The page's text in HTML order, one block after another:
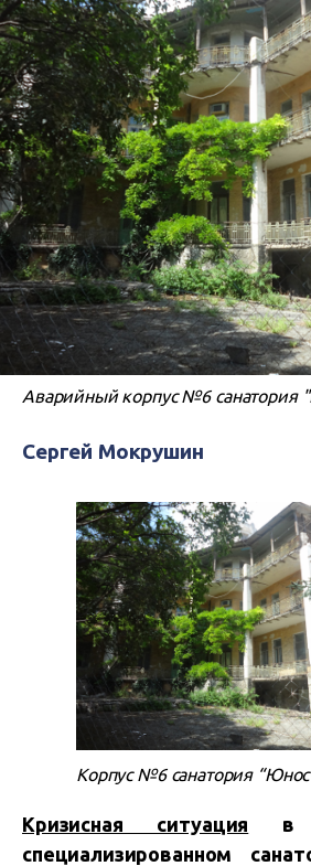
Аварийный корпус №6 санатория
Сергей Мокрушин
Корпус №6 санатория
Кризисная ситуация в
специализированном